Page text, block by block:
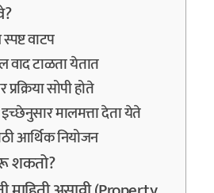
वाटप
वाद टाळता येतात
सोपी होते
मालमत्ता देता येते
आर्थिक नियोजन
शकतो?